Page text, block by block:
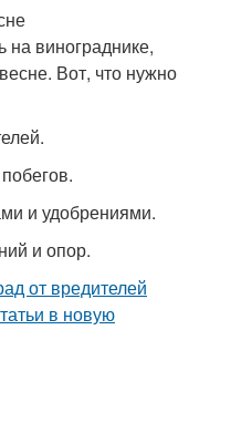
на винограднике,
Вот, что нужно
и удобрениями.
и опор.